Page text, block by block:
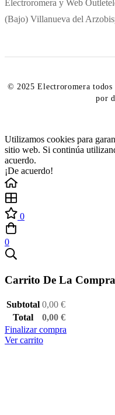
Electroromera y Web
(Bajo) Villanueva del
© 2025 Electroromera todos
por
Utilizamos cookies para
sitio web. Si continúa
acuerdo.
¡De acuerdo!
0
0
Carrito De La Compra
Subtotal 0,00 €
Total
0,00 €
Finalizar compra
Ver carrito